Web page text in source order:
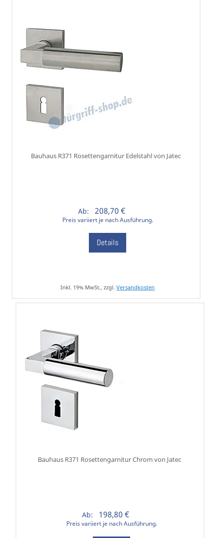
Bauhaus R371 Rosettengarnitur Edelstahl von Jatec
Ab: 208,70 €
Preis variiert je nach Ausführung.
Details
Inkl. 19% MwSt., zzgl. Versandkosten
Bauhaus R371 Rosettengarnitur Chrom von Jatec
Ab: 198,80 €
Preis variiert je nach Ausführung.